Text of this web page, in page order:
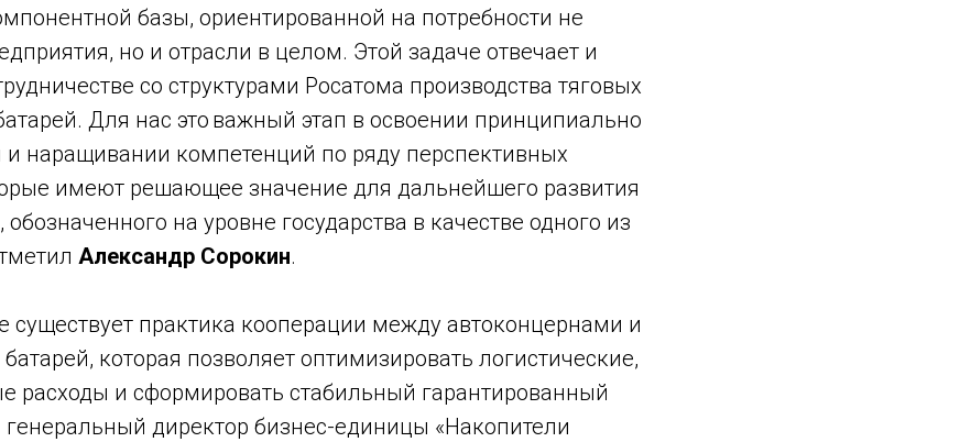
базы, ориентированной на потребности не
но и отрасли в целом. Этой задаче отвечает и
со структурами Росатома производства тяговых
Для нас это важный этап в освоении принципиально
и наращивании компетенций по ряду перспективных
имеют решающее значение для дальнейшего развития
на уровне государства в качестве одного из
Александр Сорокин.
существует практика кооперации между автоконцернами и
которая позволяет оптимизировать логистические,
расходы и сформировать стабильный гарантированный
генеральный директор бизнес-единицы «Накопители